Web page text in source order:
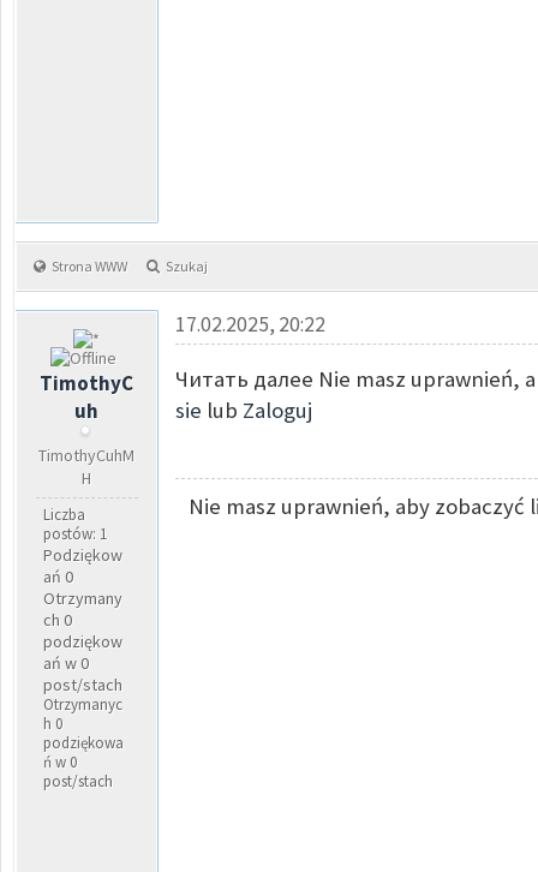
Strona WWW Szukaj
TimothyC
uh
TimothyCuhM
H
Liczba
postów: 1
Podziękow
ań 0
Otrzymany
ch 0
podziękow
ań w 0
post/stach
Otrzymanyc
h 0
podziękowa
ń w 0
post/stach
17.02.2025, 20:22
Читать далее Nie masz uprawnień,
sie lub Zaloguj
Nie masz uprawnień, aby zobaczyć